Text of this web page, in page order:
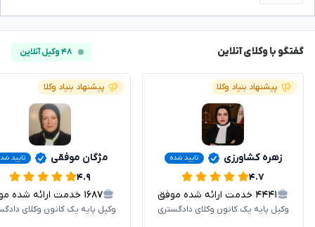
گفتگو با وکلای آنلاین ۴۸ وکیل آنلاین
پیشنهاد بنیاد وکلا
زهره کشاورزی تایید شده
۴.۷
۴۴۴۱ خدمت ارائه شده موفق
وکیل پایه یک کانون وکلای دادگستری
پیشنهاد بنیاد وکلا
مژگان موفقی تایید
۴.۹
۱۶۸۷ خدمت ارائه شده موفق
وکیل پایه یک کانون وکلای